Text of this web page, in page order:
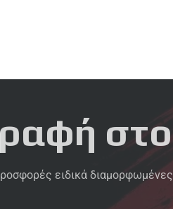
ειδικά διαμορφωμένες